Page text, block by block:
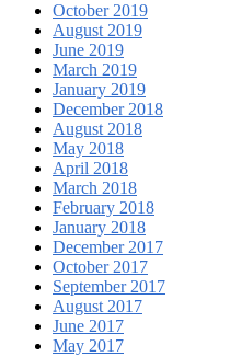
October 2019
August 2019
June 2019
March 2019
January 2019
December 2018
August 2018
May 2018
April 2018
March 2018
February 2018
January 2018
December 2017
October 2017
September 2017
August 2017
June 2017
May 2017